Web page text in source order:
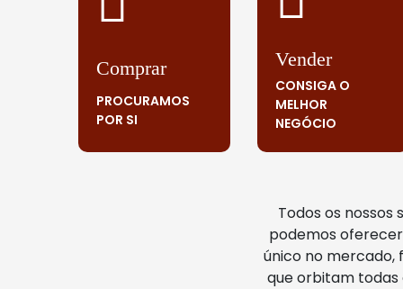
Comprar
PROCURAMOS
POR SI
Vender
CONSIGA O
MELHOR
NEGÓCIO
Todos os
podemos
único no mercado,
que orbitam todas